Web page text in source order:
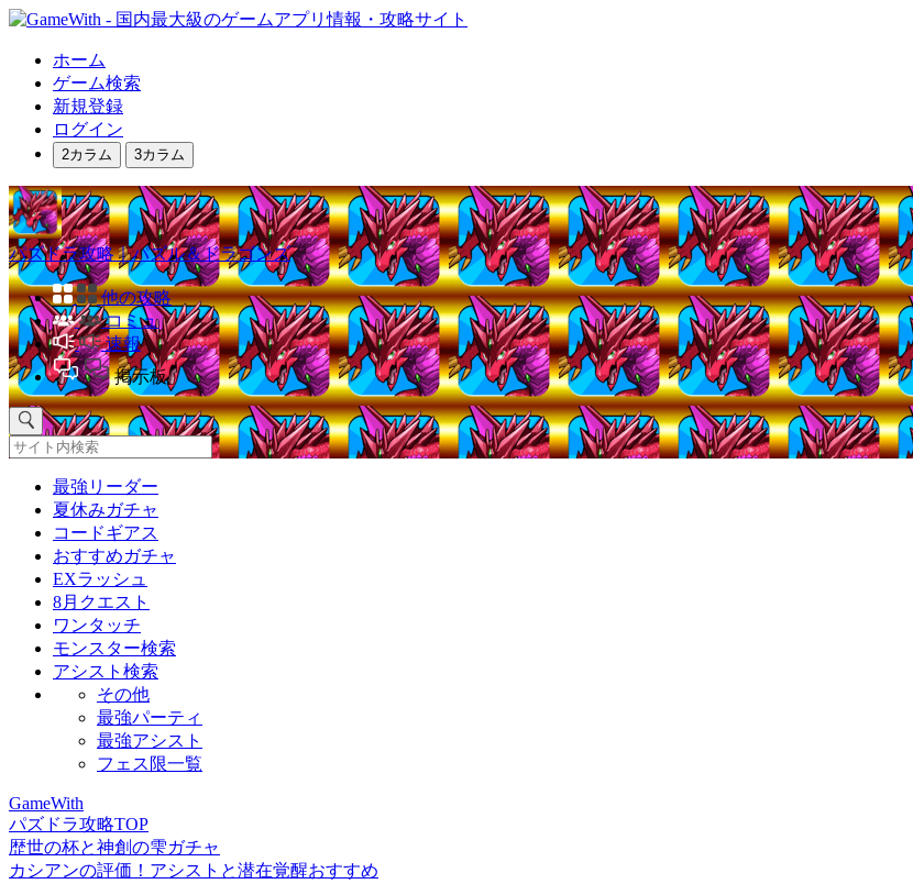
ホーム
ゲーム検索
新規登録
ログイン
2カラム 3カラム
パズドラ攻略｜パズル＆ドラゴンズ
他の攻略
コミュ
速報
掲示板
最強リーダー
夏休みガチャ
コードギアス
おすすめガチャ
EXラッシュ
8月クエスト
ワンタッチ
モンスター検索
アシスト検索
その他
最強パーティ
最強アシスト
フェス限一覧
GameWith
パズドラ攻略TOP
歴世の杯と神創の雫ガチャ
カシアンの評価！アシストと潜在覚醒おすすめ